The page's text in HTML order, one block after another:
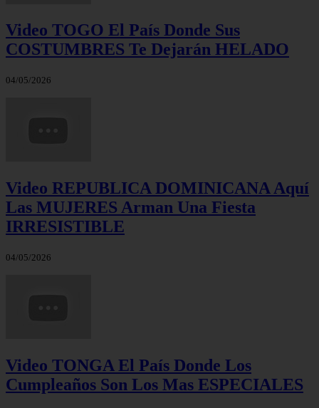
Video TOGO El País Donde Sus
COSTUMBRES Te Dejarán HELADO
04/05/2026
Video REPUBLICA DOMINICANA Aquí
Las MUJERES Arman Una Fiesta
IRRESISTIBLE
04/05/2026
Video TONGA El País Donde Los
Cumpleaños Son Los Mas ESPECIALES